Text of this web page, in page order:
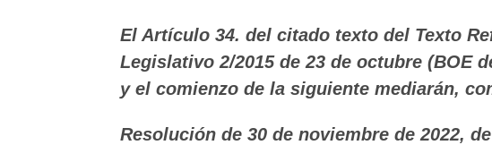
El Artículo 34. del citado texto del Texto
Legislativo 2/2015 de 23 de octubre (BOE
y el comienzo de la siguiente mediarán,
Resolución de 30 de noviembre de 2022,